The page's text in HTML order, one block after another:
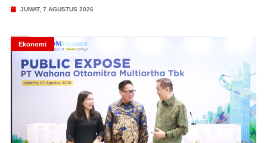
JUMAT, 7 AGUSTUS 2026
Ekonomi